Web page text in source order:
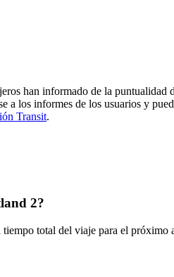
han informado de la puntualidad
a los informes de los usuarios y
Transit.
2?
total del viaje para el próximo